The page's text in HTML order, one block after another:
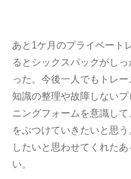
あと1ケ月のプライベート
るとシックスパックがし
った。今後一人でもトレ
知識の整理や故障しない
ニングフォームを意識し
をぶつけていきたいと思
したいと思わせてくれた
い。